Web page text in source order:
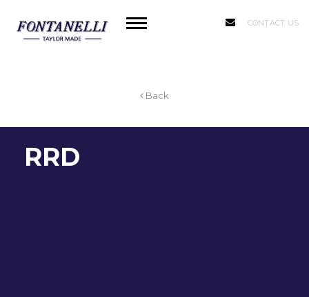
CONTACT US
Back
RRD